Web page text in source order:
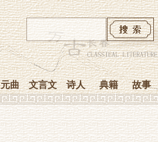
元曲 文言文 诗人 典籍 故事